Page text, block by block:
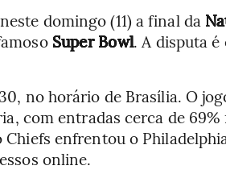
domingo (11) a final da
Super Bowl. A disputa é
no horário de Brasília. O
com entradas cerca de 69%
enfrentou o
online.